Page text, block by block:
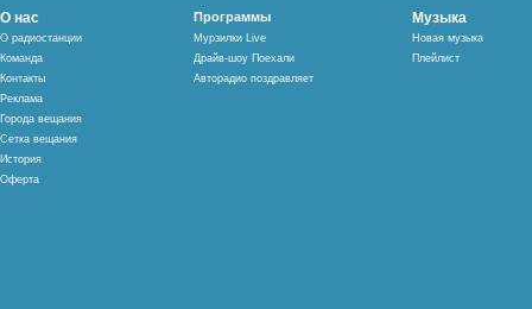
О нас
О радиостанции
Команда
Контакты
Реклама
Города вещания
Сетка вещания
История
Оферта
Программы
Мурзилки Live
Драйв-шоу Поехали
Авторадио поздравляет
Музыка
Новая музыка
Плейлист